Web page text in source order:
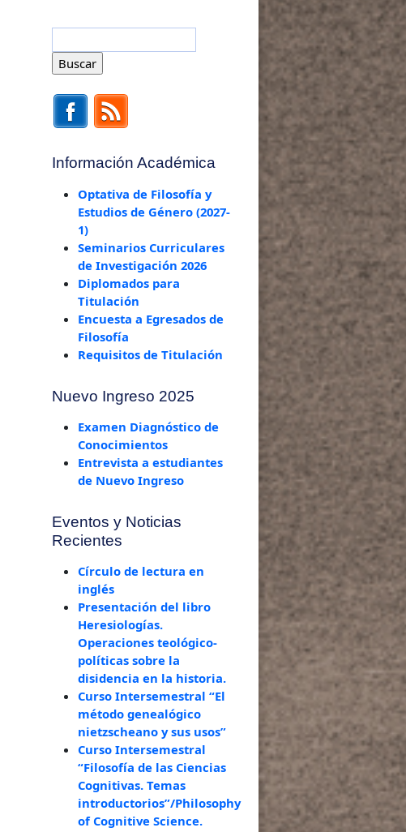
Información Académica
Optativa de Filosofía y
Estudios de Género (2027-
1)
Seminarios Curriculares
de Investigación 2026
Diplomados para
Titulación
Encuesta a Egresados de
Filosofía
Requisitos de Titulación
Nuevo Ingreso 2025
Examen Diagnóstico de
Conocimientos
Entrevista a estudiantes
de Nuevo Ingreso
Eventos y Noticias
Recientes
Círculo de lectura en
inglés
Presentación del libro
Heresiologías.
Operaciones teológico-
políticas sobre la
disidencia en la historia.
Curso Intersemestral “El
método genealógico
nietzscheano y sus usos”
Curso Intersemestral
“Filosofía de las Ciencias
Cognitivas. Temas
introductorios”/Philosophy
of Cognitive Science.